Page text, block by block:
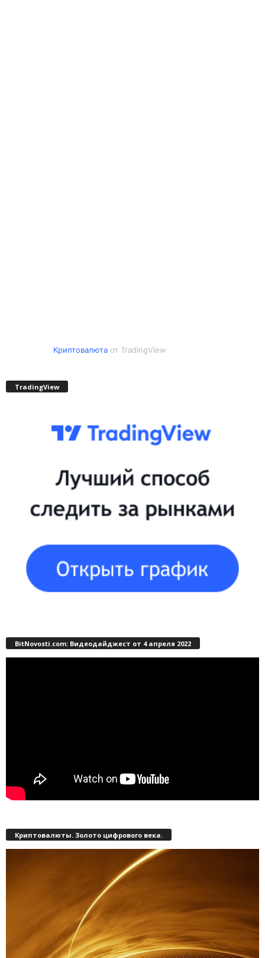
Криптовалютаот TradingView
TradingView
BitNovosti.com: Видеодайджест от 4 апреля 2022
Криптовалюты. Золото цифрового века.